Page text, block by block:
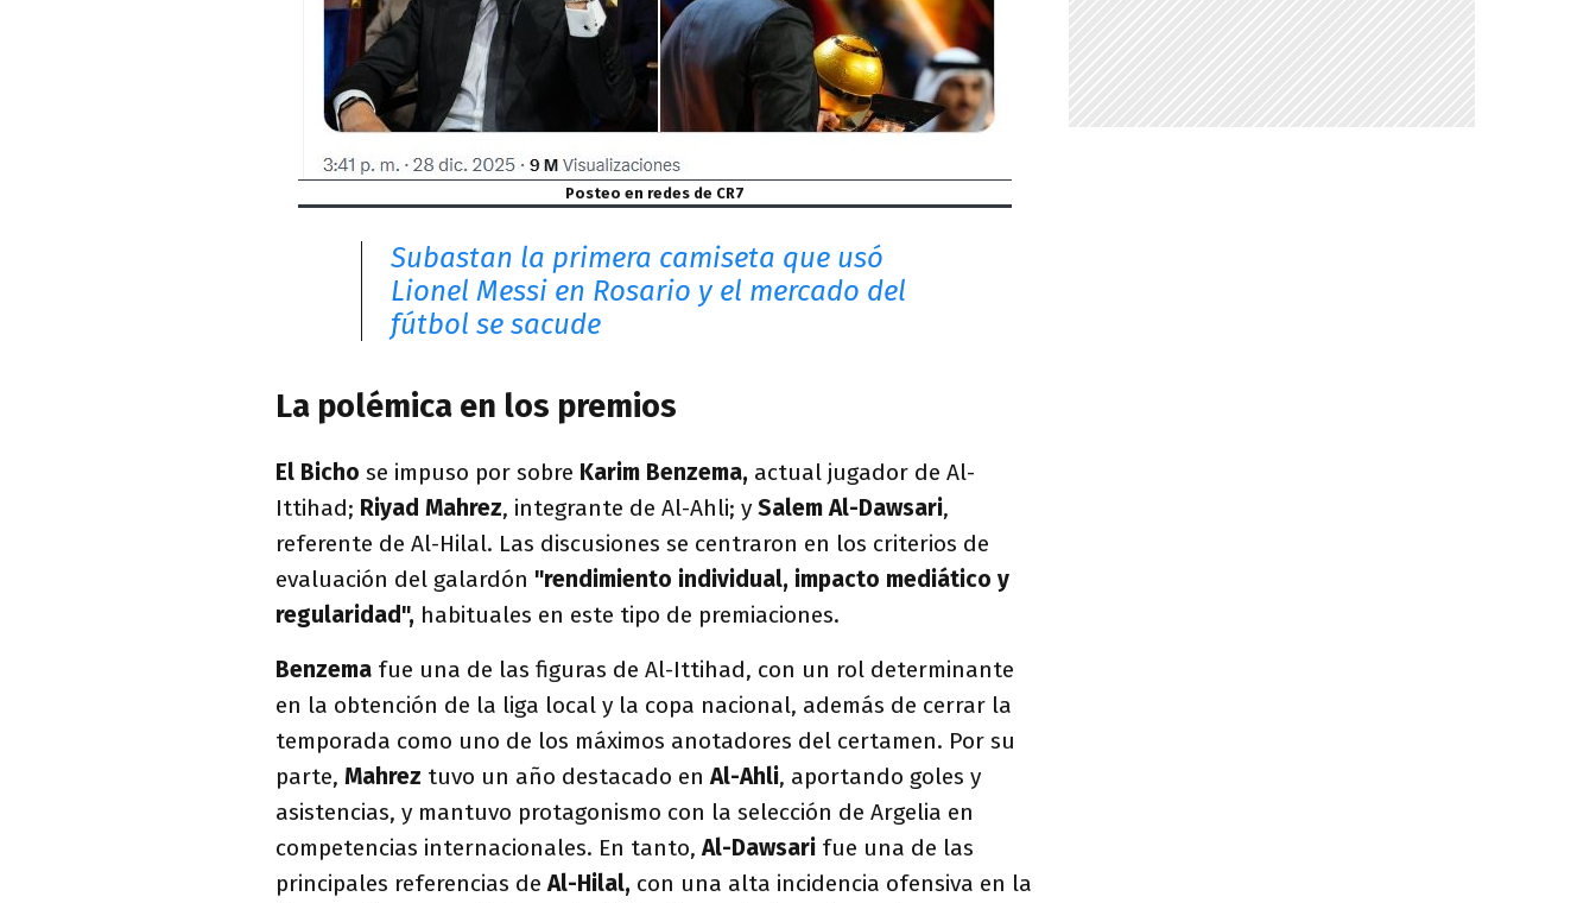
Posteo en redes de CR7
Subastan la primera camiseta que usó
Lionel Messi en Rosario y el mercado del
fútbol se sacude
La polémica en los premios
El Bicho se impuso por sobre Karim Benzema, actual jugador de Al-
Ittihad; Riyad Mahrez, integrante de Al-Ahli; y Salem Al-Dawsari,
referente de Al-Hilal. Las discusiones se centraron en los criterios de
evaluación del galardón "rendimiento individual, impacto mediático y
regularidad", habituales en este tipo de premiaciones.
Benzema fue una de las figuras de Al-Ittihad, con un rol determinante
en la obtención de la liga local y la copa nacional, además de cerrar la
temporada como uno de los máximos anotadores del certamen. Por su
parte, Mahrez tuvo un año destacado enAl-Ahli, aportando goles y
asistencias, y mantuvo protagonismo con la selección de Argelia en
competencias internacionales. En tanto,Al-Dawsari fue una de las
principales referencias de Al-Hilal, con una alta incidencia ofensiva en la